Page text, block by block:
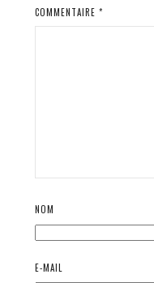
COMMENTAIRE *
NOM
E-MAIL